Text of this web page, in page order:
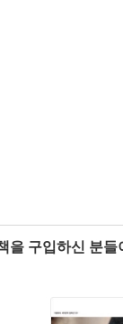
을 구입하신 분